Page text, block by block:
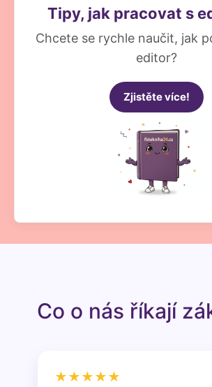
Tipy, jak pracovat s
Chcete se rychle naučit, jak
editor?
Zjistěte více!
Co o nás říkají
★★★★★